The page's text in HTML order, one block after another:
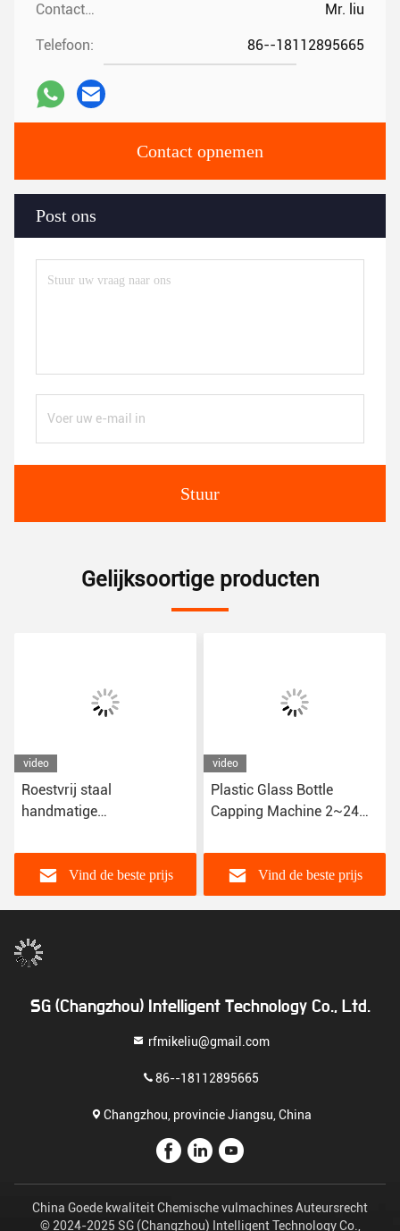
Contactpersonen: Mr. liu
Telefoon: 86--18112895665
Contact opnemen
Post ons
Stuur
Gelijksoortige producten
video
Roestvrij staal
handmatige
automatisch 2~24 hoofd
Engelse versie
Vind de beste prijs
video
Plastic Glass Bottle
Capping Machine 2~24
50Hz Semi Automatic
Engelse versie
Vind de beste prijs
SG (Changzhou) Intelligent Technology Co., Ltd.
rfmikeliu@gmail.com
86--18112895665
Changzhou, provincie Jiangsu, China
China Goede kwaliteit Chemische vulmachines Auteursrecht
© 2024-2025 SG (Changzhou) Intelligent Technology Co.,